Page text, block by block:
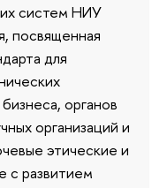
систем НИУ
посвященная
для
органов
организаций и
этические и
с развитием